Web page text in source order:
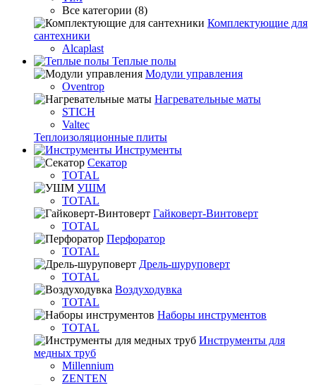
Все категории (8)
Комплектующие для
сантехники
Alcaplast
Теплые полы
Модули управления
Oventrop
Нагревательные маты
STICH
Valtec
Теплоизоляционные плиты
Инструменты
Секатор
TOTAL
УШМ
TOTAL
Гайковерт-Винтоверт
TOTAL
Перфоратор
TOTAL
Дрель-шуруповерт
TOTAL
Воздуходувка
TOTAL
Наборы инструментов
TOTAL
Инструменты для
медных труб
Millennium
ZENTEN